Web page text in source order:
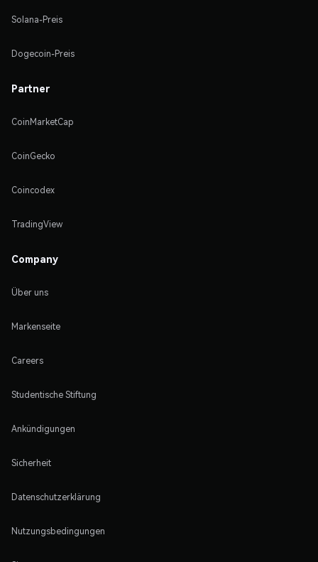
Solana-Preis
Dogecoin-Preis
Partner
CoinMarketCap
CoinGecko
Coincodex
TradingView
Company
Über uns
Markenseite
Careers
Studentische Stiftung
Ankündigungen
Sicherheit
Datenschutzerklärung
Nutzungsbedingungen